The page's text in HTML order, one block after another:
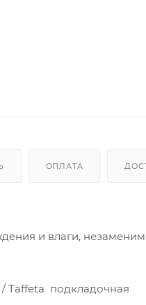
ОПЛАТА
и влаги,
Taffeta подкладочная